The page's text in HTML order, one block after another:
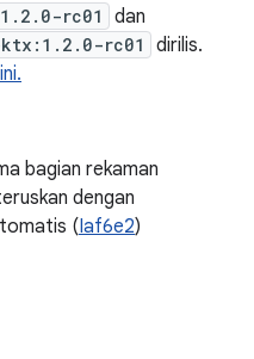
rc01 dan
rc01
dirilis.
bagian rekaman
dengan
(Iaf6e2)